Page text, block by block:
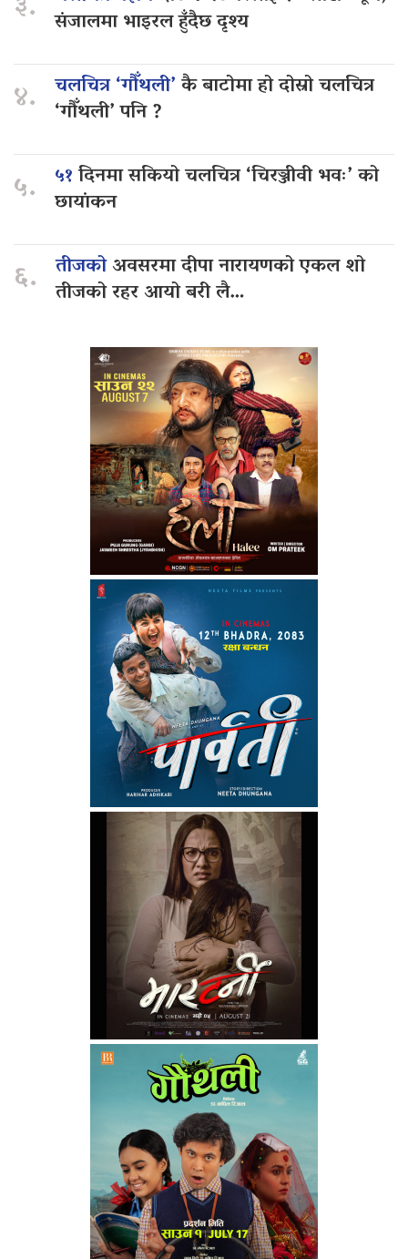
संजालमा भाइरल हुँदैछ दृश्य
४. चलचित्र ‘गौँथली’कै बाटोमा हो दोस्रो चलचित्र
‘गौँथली’ पनि ?
५. ५१दिनमा सकियो चलचित्र ‘चिरञ्जीवी भवः’ को
छायांकन
६. तीजकोअवसरमा दीपा नारायणको एकल शो
तीजको रहर आयो बरी लै…